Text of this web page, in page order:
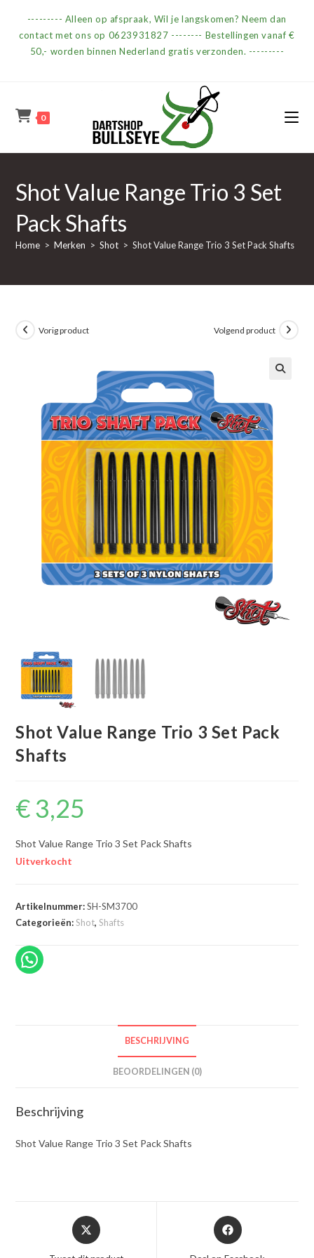
--------- Alleen op afspraak, Wil je langskomen? Neem dan
contact met ons op 0623931827 -------- Bestellingen vanaf €
50,- worden binnen Nederland gratis verzonden. ---------
0
Shot Value Range Trio 3 Set
Pack Shafts
Home > Merken > Shot > Shot Value Range Trio 3 Set Pack Shafts
Vorig product Volgend product
Shot Value Range Trio 3 Set Pack
Shafts
€3,25
Shot Value Range Trio 3 Set Pack Shafts
Uitverkocht
Artikelnummer:SH-SM3700
Categorieën:Shot,Shafts
BESCHRIJVING
BEOORDELINGEN (0)
Beschrijving
Shot Value Range Trio 3 Set Pack Shafts
Opent
in
Opent
in